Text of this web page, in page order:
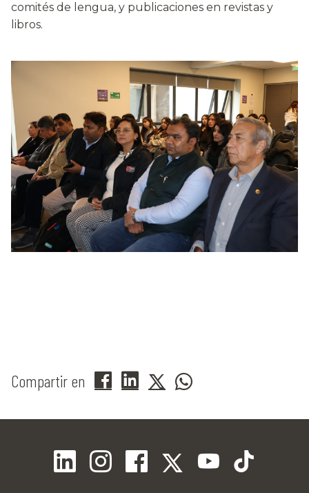
comités de lengua, y publicaciones en revistas y
libros.
Compartir en